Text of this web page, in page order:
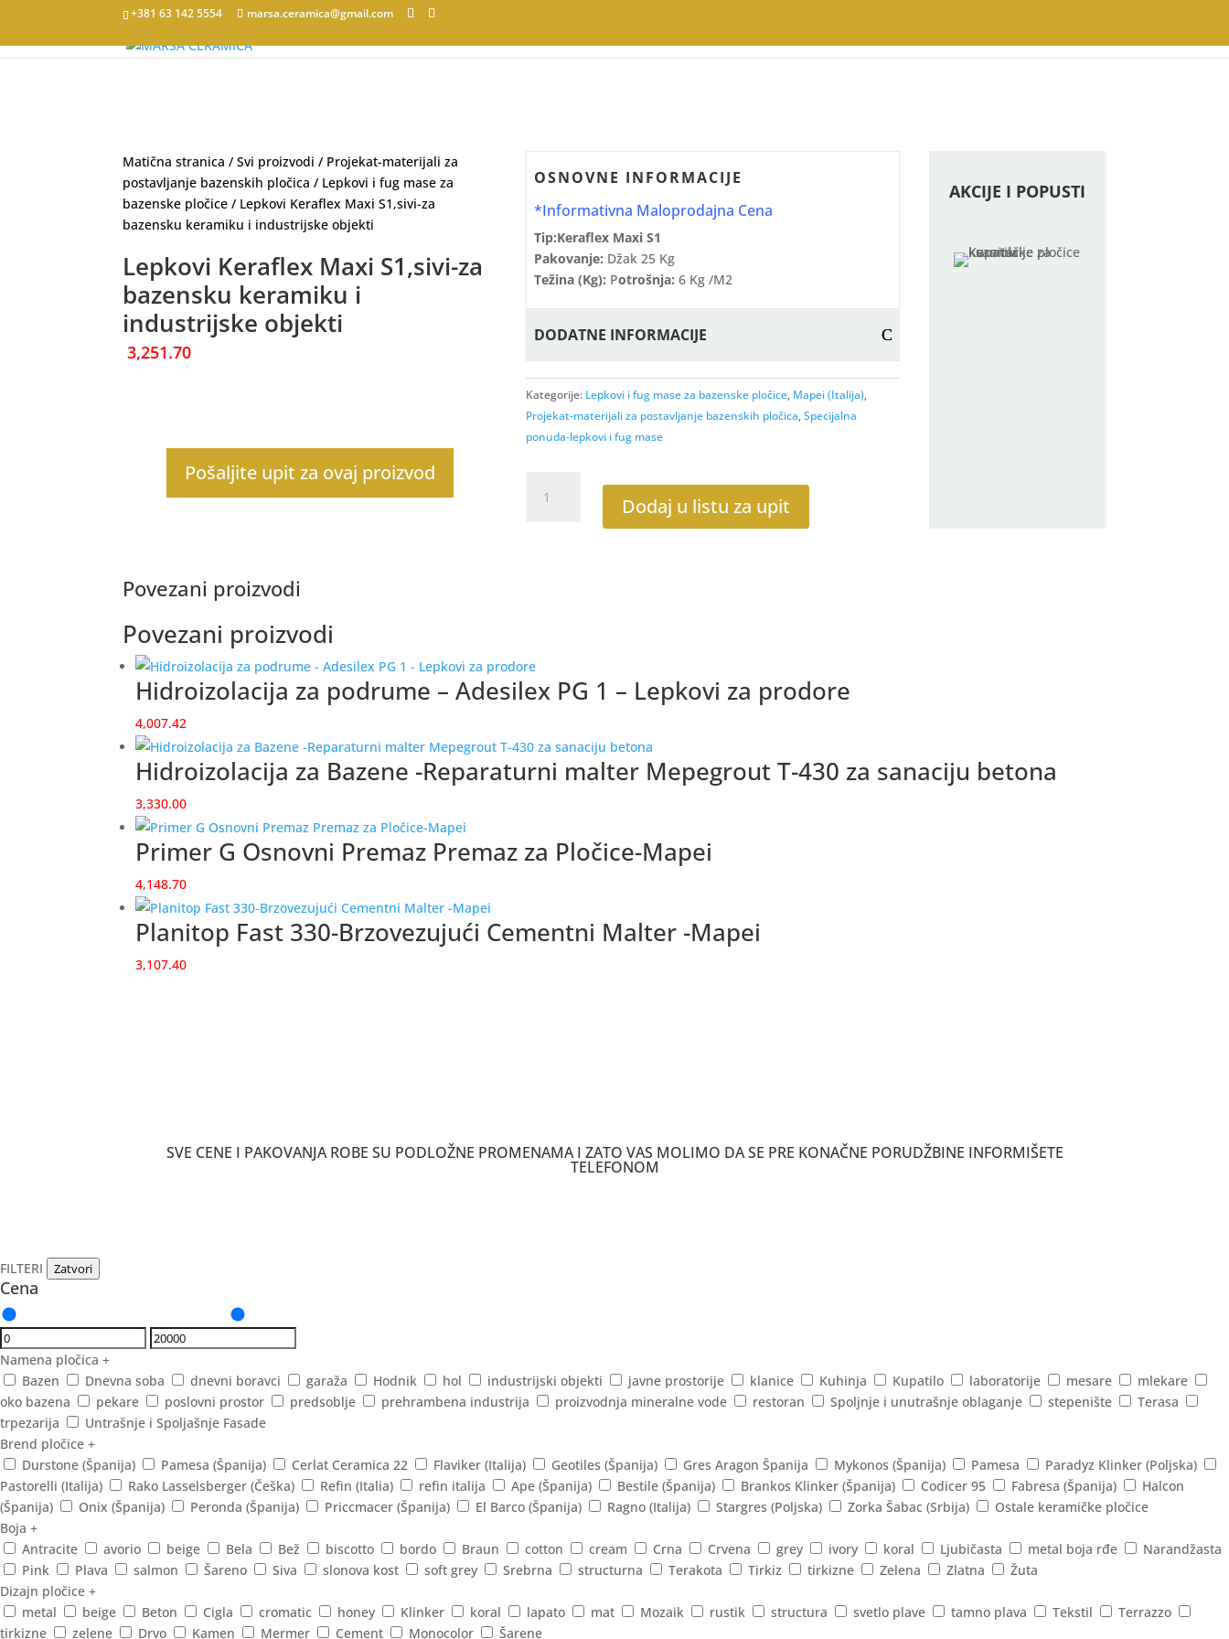
+381 63 142 5554 marsa.ceramica@gmail.com
Matična stranica /Svi proizvodi / Projekat-materijali za
postavljanje bazenskih pločica / Lepkovi i fug mase za
bazenske pločice / Lepkovi Keraflex Maxi S1,sivi-za
bazensku keramiku i industrijske objekti
Lepkovi Keraflex Maxi S1,sivi-za
bazensku keramiku i
industrijske objekti
3,251.70
Pošaljite upit za ovaj proizvod
OSNOVNE INFORMACIJE
*Informativna Maloprodajna Cena
Tip:Keraflex Maxi S1
Pakovanje: Džak 25 Kg
Težina (kg): POtrošnja: 6 Kg /m2
DODATNE INFORMACIJE
Kategorije: Lepkovi i fug mase za bazenske pločice, Mapei (Italija),
Projekat-materijali za postavljanje bazenskih pločica,Specijalna
ponuda-lepkovi i fug mase
Keraflex
objekti
količina
Dodaj u listu za upit
AKCIJE I POPUSTI
Povezani proizvodi
Povezani proizvodi
Hidroizolacija za podrume – Adesilex PG 1 – Lepkovi za prodore
4,007.42
Hidroizolacija za Bazene -Reparaturni malter Mepegrout T-430 za sanaciju betona
3,330.00
Primer G Osnovni Premaz Premaz za Pločice-Mapei
4,148.70
Planitop Fast 330-Brzovezujući Cementni Malter -Mapei
3,107.40
SVE CENE I PAKOVANJA ROBE SU PODLOŽNE PROMENAMA I ZATO VAS MOLIMO DA SE PRE KONAČNE PORUDŽBINE INFORMIŠETE
TELEFONOM
FILTERI Zatvori
Cena
Namena pločica +
Bazen
Dnevna soba dnevni boravci garaža Hodnik hol industrijski objekti javne prostorije klanice Kuhinja Kupatilo laboratorije mesare
mlekare
oko bazena
pekare poslovni prostor predsoblje prehrambena industrija proizvodnja mineralne vode restoran Spoljnje i unutrašnje oblaganje stepenište
Terasa
trpezarija
Untrašnje i Spoljašnje Fasade
Brend pločice +
Durstone (Španija)
Pamesa (Španija) Cerlat Ceramica 22 Flaviker (Italija) Geotiles (Španija) Gres Aragon Španija Mykonos (Španija) Pamesa
Paradyz Klinker (Poljska)
Pastorelli (Italija)
Rako Lasselsberger (Češka) Refin (Italia) refin italija Ape (Španija) Bestile (Španija) Brankos Klinker (Španija) Codicer 95 Fabresa (Španija)
Halcon
(Španija)
Onix (Španija) Peronda (Španija) Priccmacer (Španija) El Barco (Španija) Ragno (Italija) Stargres (Poljska) Zorka Šabac (Srbija)
Ostale keramičke pločice
Boja +
Antracite
avorio beige Bela Bež biscotto bordo Braun cotton cream Crna Crvena grey ivory koral Ljubičasta metal boja rđe
Narandžasta
Pink
Plava salmon Šareno Siva slonova kost soft grey Srebrna structurna Terakota Tirkiz tirkizne Zelena Zlatna
Žuta
Dizajn pločice +
metal
beige Beton Cigla cromatic honey Klinker koral lapato mat Mozaik rustik structura svetlo plave tamno plava Tekstil
Terrazzo
tirkizne
zelene Drvo Kamen Mermer Cement Monocolor Šarene